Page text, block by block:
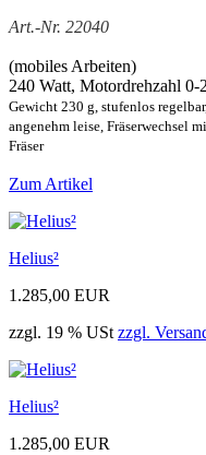
Art.-Nr. 22040
(mobiles Arbeiten)
240 Watt, Motordrehzahl
Gewicht 230 g, stufenlos
angenehm leise, Fräserwechsel
Fräser
Zum Artikel
Helius²
1.285,00 EUR
zzgl. 19 % USt zzgl.
Helius²
1.285,00 EUR